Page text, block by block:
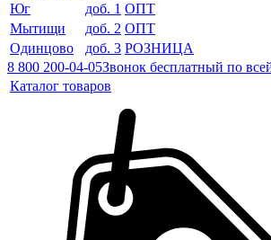
Юг
доб. 1 ОПТ
Мытищи
доб. 2 ОПТ
Одинцово
доб. 3 РОЗНИЦА
8 800 200-04-05Звонок бесплатный по
Каталог товаров